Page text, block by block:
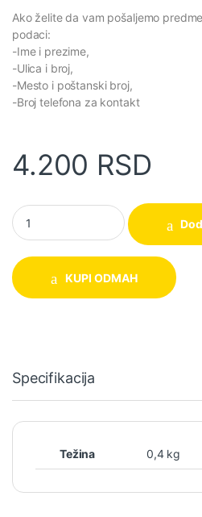
Ako želite da vam pošaljemo
podaci:
-Ime i prezime,
-Ulica i broj,
-Mesto i poštanski broj,
-Broj telefona za kontakt
4.200 RSD
Multimedia MP3/MP5 player
KUPI ODMAH
Specifikacija
Težina 0,4 kg